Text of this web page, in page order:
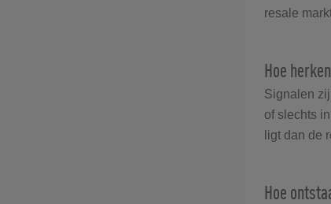
resale
Hoe
Signalen
of slechts
ligt dan de
Hoe